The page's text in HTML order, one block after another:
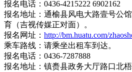
报名电话：0436-4215222 6902162
报名地址：通榆县风电大路壹号公
育（吉视传媒正对面）。
报名网址： http://bm.huatu.com/
乘车路线：请乘坐出租车到达。
报名电话：0436-7287888
报名地址：镇赉县政务大厅路口北